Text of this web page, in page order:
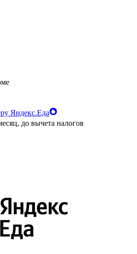
Яндекс.Еда
до вычета налогов